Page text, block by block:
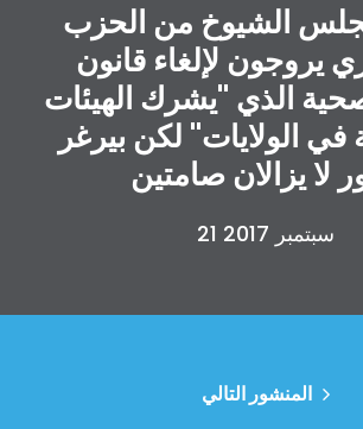
الشيوخ من الحزب
يروجون لإلغاء قانون
الذي "يشرك الهيئات
في الولايات" لكن بيرغر
لا يزالان صامتين
21 سبتمبر 2017
المنشور التالي